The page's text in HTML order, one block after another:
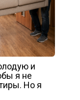
и
я не
Но я